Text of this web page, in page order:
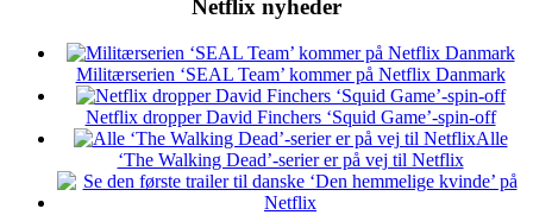
Netflix nyheder
Militærserien ‘SEAL Team’ kommer på Netflix Danmark
Netflix dropper David Finchers ‘Squid Game’-spin-off
Alle
‘The Walking Dead’-serier er på vej til Netflix